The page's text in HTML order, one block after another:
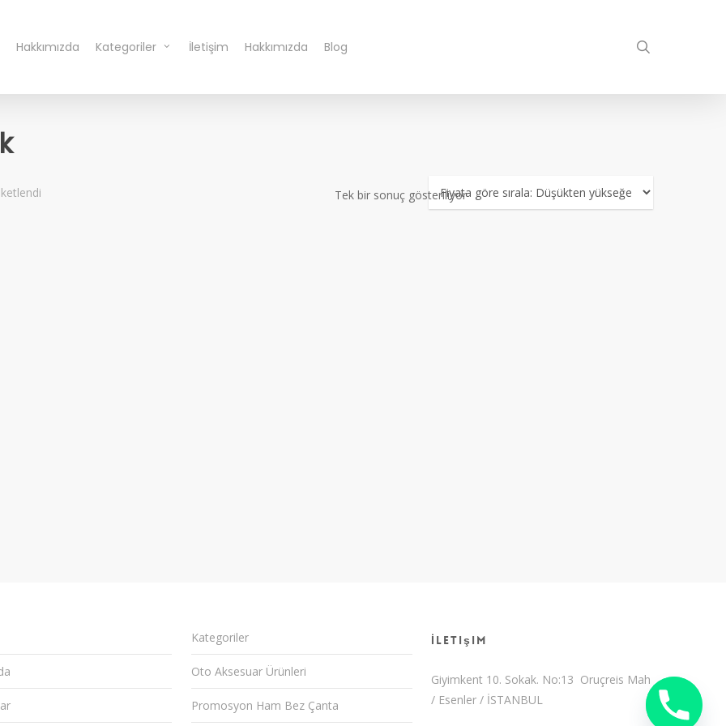
Hakkımızda Kategoriler İletişim Hakkımızda Blog
Tek bir sonuç gösteriliyor
Kategoriler
Oto Aksesuar Ürünleri
Promosyon Ham Bez Çanta
İletişim
Giyimkent 10. Sokak. No:13 Oruçreis Mah
/ Esenler / İSTANBUL